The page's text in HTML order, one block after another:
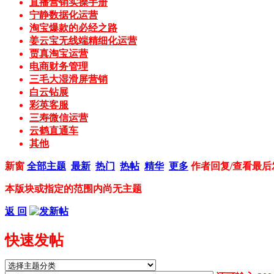
宁静数据化运营
淘宝爆款的必经之路
姜云宝无线端精细化运营
贾真淘宝运营
电商财务管理
三毛大湿滑屏营销
白云钻展
彩英客服
三寿微信运营
云鹤直通车
其他
新窗 全部主题 最新 热门 热帖 精华 更多 作者回复/查看最后
本版块或指定的范围内尚无主题
返 回
快速发帖